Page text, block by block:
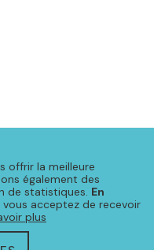
offrir la meilleure
également des
de statistiques. En
vous acceptez de recevoir
plus